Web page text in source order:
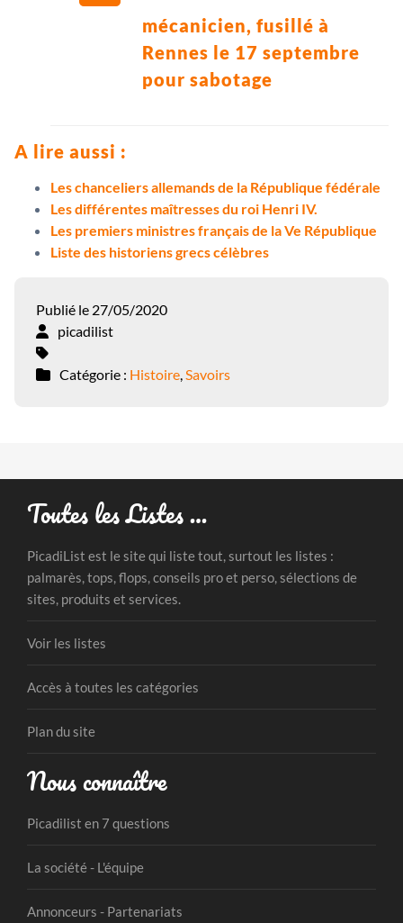
mécanicien, fusillé à
Rennes le 17 septembre
pour sabotage
A lire aussi :
Les chanceliers allemands de la République fédérale
Les différentes maîtresses du roi Henri IV.
Les premiers ministres français de la Ve République
Liste des historiens grecs célèbres
Publié le 27/05/2020
picadilist
Catégorie : Histoire,Savoirs
Toutes les Listes …
PicadiList est le site qui liste tout, surtout les listes :
palmarès, tops, flops, conseils pro et perso, sélections de
sites, produits et services.
Voir les listes
Accès à toutes les catégories
Plan du site
Nous connaître
Picadilist en 7 questions
La société - L'équipe
Annonceurs - Partenariats